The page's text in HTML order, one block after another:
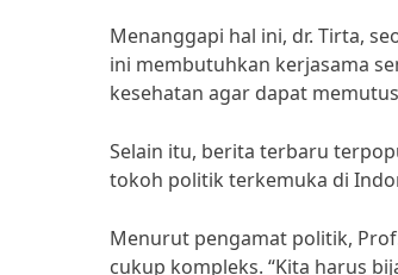
Menanggapi hal ini, dr. Tirta,
ini membutuhkan kerjasama
kesehatan agar dapat
Selain itu, berita terbaru
tokoh politik terkemuka di
Menurut pengamat politik,
cukup kompleks. “Kita harus